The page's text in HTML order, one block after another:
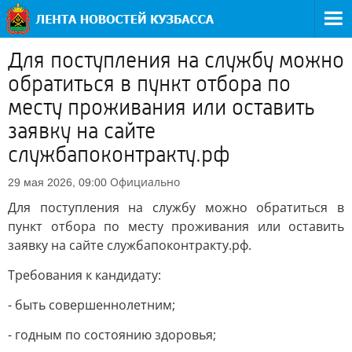
Для поступления на службу можно
обратиться в пункт отбора по
месту проживания или оставить
заявку на сайте
службапоконтракту.рф
29 мая 2026, 09:00 Официально
Для поступления на службу можно обратиться в
пункт отбора по месту проживания или оставить
заявку на сайте службапоконтракту.рф.
Требования к кандидату:
- быть совершеннолетним;
- годным по состоянию здоровья;